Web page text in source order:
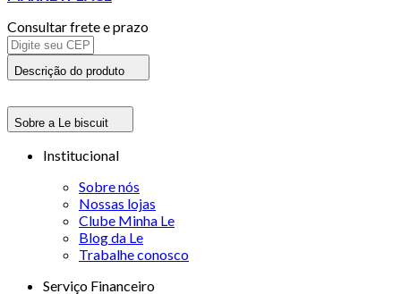
Consultar frete e prazo
Descrição do produto
Sobre a Le biscuit
Institucional
Sobre nós
Nossas lojas
Clube Minha Le
Blog da Le
Trabalhe conosco
Serviço Financeiro